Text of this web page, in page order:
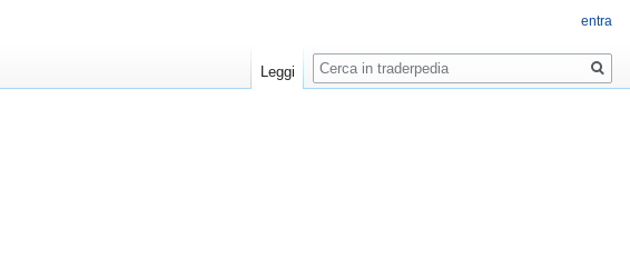
entra
Leggi
Ricerca